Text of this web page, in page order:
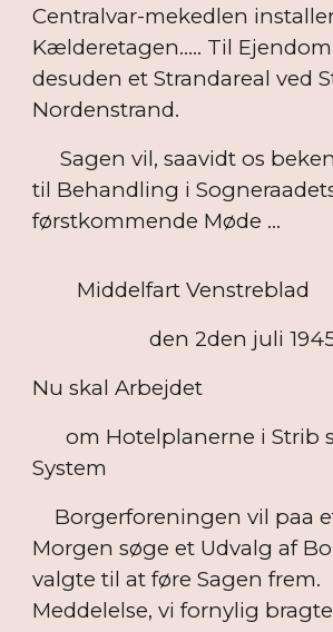
Centralvar-mekedlen
Kælderetagen..... Til
desuden et Strandareal ved
Nordenstrand.
Sagen vil, saavidt os
til Behandling i
førstkommende Møde ...
Middelfart Venstreblad
den 2den juli
Nu skal Arbejdet
om Hotelplanerne i Strib
System
Borgerforeningen vil paa
Morgen søge et Udvalg af
valgte til at føre Sagen
Meddelelse, vi fornylig